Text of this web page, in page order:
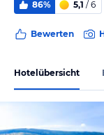
86% 5,1 / 6
Bewerten
Hotelübersicht